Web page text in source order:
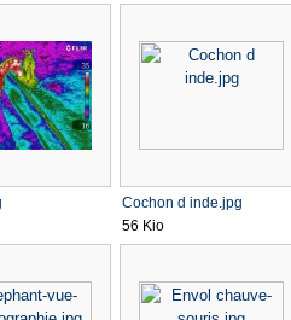
Cochon d inde.jpg
56 Kio